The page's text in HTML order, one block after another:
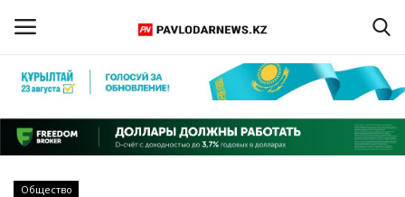
Регистрация
Главная
Общество